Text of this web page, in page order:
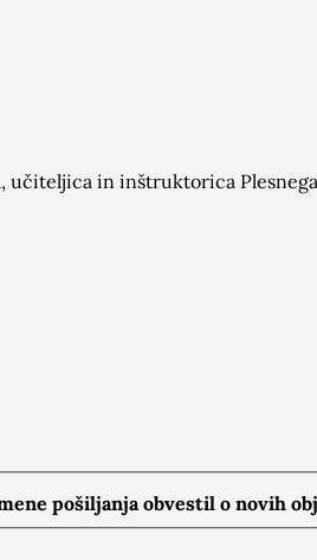
in inštruktorica
pošiljanja obvestil o novih